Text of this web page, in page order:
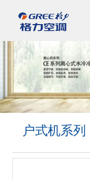
户式机系列